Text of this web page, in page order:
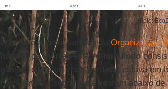
(Foto:
O gráfico abaixo, também da Organização
número demortesestãodiminuindo
número diário de vidas perdidas estava
nas semanas seguintes e ficaram abaixo